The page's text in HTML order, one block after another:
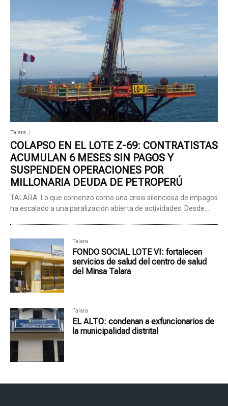
Talara
COLAPSO EN EL LOTE Z-69: CONTRATISTAS
ACUMULAN 6 MESES SIN PAGOS Y
SUSPENDEN OPERACIONES POR
MILLONARIA DEUDA DE PETROPERÚ
TALARA. Lo que comenzó como una crisis silenciosa de impagos
ha escalado a una paralización abierta de actividades. Desde...
Talara
FONDO SOCIAL LOTE VI: fortalecen
servicios de salud del centro de salud
del Minsa Talara
Talara
EL ALTO: condenan a exfuncionarios de
la municipalidad distrital